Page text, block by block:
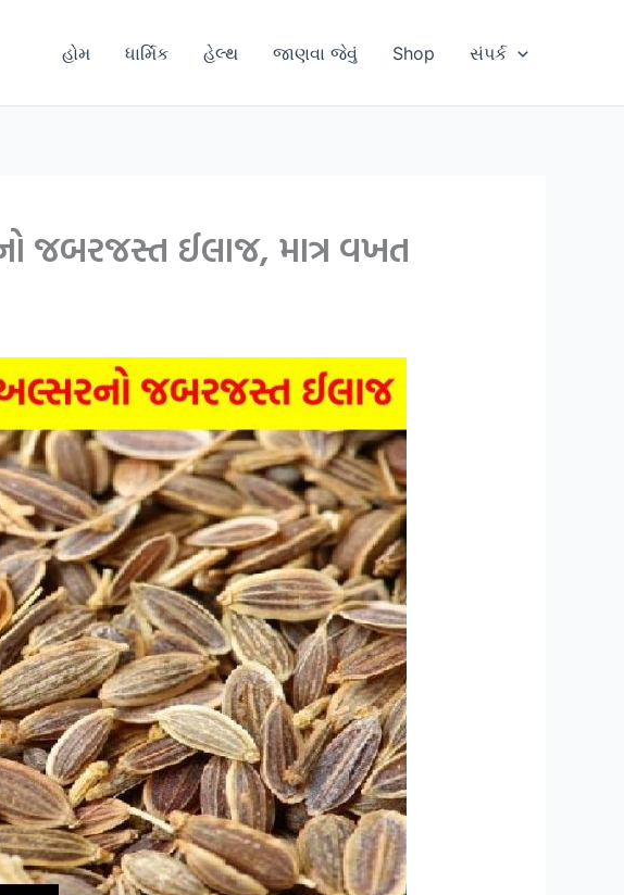
હોમ ધાર્મિક હેલ્થ જાણવા જેવું Shop સંપર્ક
જબરજસ્ત ઈલાજ, માત્ર વખત